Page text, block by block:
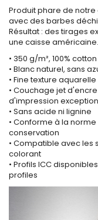
Produit phare de
avec des barbes
Résultat : des tirages
une caisse américaine.
• 350 g/m², 100% cotton
• Blanc naturel, sans
• Fine texture aquarelle
• Couchage jet
d'impression
• Sans acide ni lignine
• Conforme à la
conservation
• Compatible avec les
colorant
• Profils ICC
profiles